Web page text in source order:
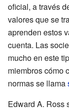
oficial, a través
valores que se
aprenden estos
cuenta. Las
mucho en este
miembros cómo
normas se llama
Edward A. Ross